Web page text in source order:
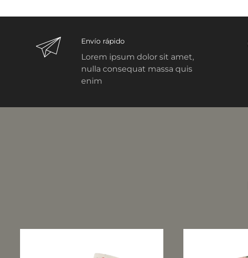
Envío rápido
Lorem ipsum dolor sit amet,
nulla consequat massa quis
enim